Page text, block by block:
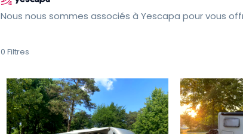
Nous nous sommes associés à Yescapa pour vous
0 Filtres